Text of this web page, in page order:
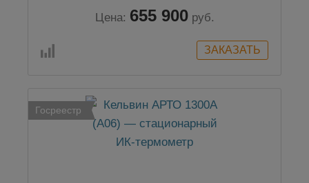
Цена: 655 900 руб.
Госреестр